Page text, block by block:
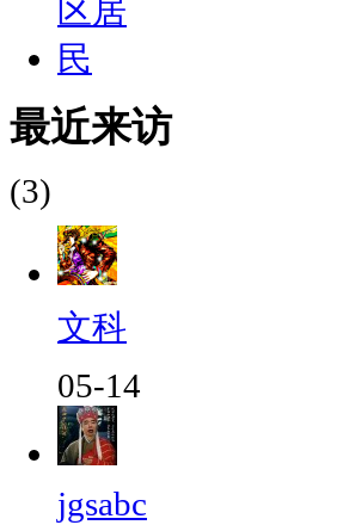
最近来访
(3)
文科
05-14
jgsabc